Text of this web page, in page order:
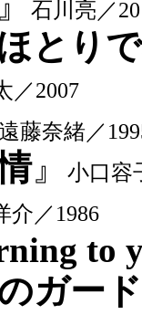
石川亮／
とり
／2007
藤奈緒／
』 小口容
介／1986
to
ガー